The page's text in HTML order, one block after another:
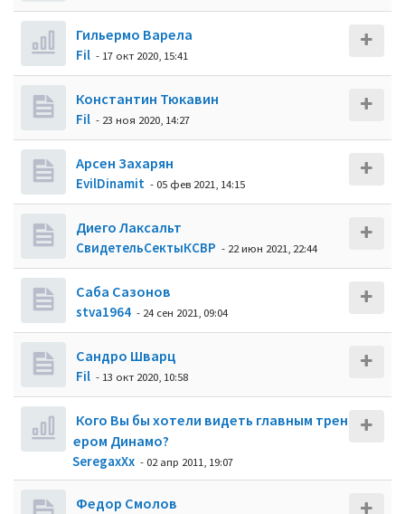
Гильермо Варела
Fil - 17 окт 2020, 15:41
Константин Тюкавин
Fil - 23 ноя 2020, 14:27
Арсен Захарян
EvilDinamit - 05 фев 2021, 14:15
Диего Лаксальт
СвидетельСектыКСВР - 22 июн 2021, 22:44
Саба Сазонов
stva1964 - 24 сен 2021, 09:04
Сандро Шварц
Fil - 13 окт 2020, 10:58
Кого Вы бы хотели видеть главным трен
ером Динамо?
SeregaxXx - 02 апр 2011, 19:07
Федор Смолов